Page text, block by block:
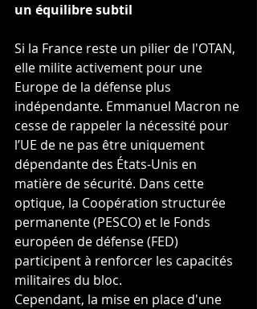
un équilibre subtil
Si la France reste un pilier de l'OTAN,
elle milite activement pour une
Europe de la défense plus
indépendante. Emmanuel Macron ne
cesse de rappeler la nécessité pour
l’UE de ne pas être uniquement
dépendante des États-Unis en
matière de sécurité. Dans cette
optique, la Coopération structurée
permanente (PESCO) et le Fonds
européen de défense (FED)
participent à renforcer les capacités
militaires du bloc.
Cependant, la mise en place d'une